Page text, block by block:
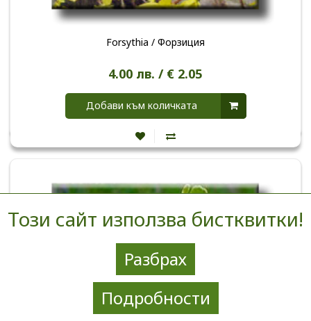
Този сайт използва бистквитки!
Разбрах
Подробности
Forsythia / Форзиция
4.00 лв. / € 2.05
Добави към количката